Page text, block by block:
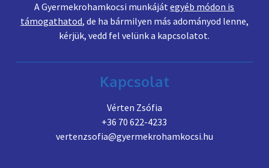
A Gyermekrohamkocsi munkájátegyéb módon is
támogathatod, de ha bármilyen más adományod lenne,
kérjük, vedd fel velünk a kapcsolatot.
Kapcsolat
Vérten Zsófia
+36 70 622-4233
vertenzsofia@gyermekrohamkocsi.hu